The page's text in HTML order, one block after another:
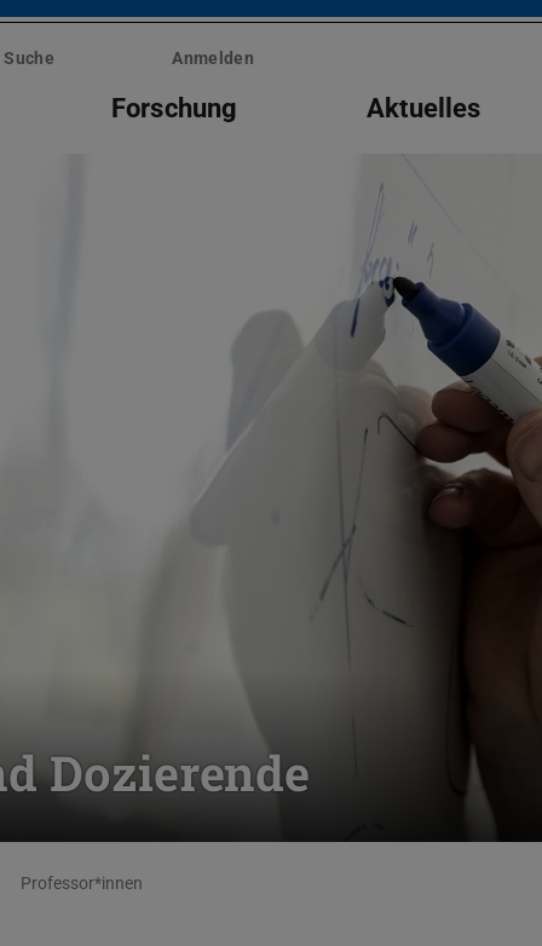
Suche Anmelden
Forschung Aktuelles
Dozierende
Professor*innen